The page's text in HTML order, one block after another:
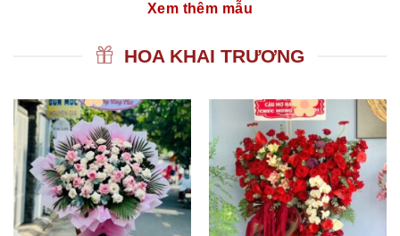
Xem thêm mẫu
HOA KHAI TRƯƠNG